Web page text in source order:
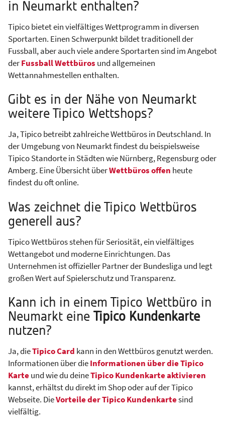
in Neumarkt enthalten?
Tipico bietet ein vielfältiges Wettprogramm in diversen
Sportarten. Einen Schwerpunkt bildet traditionell der
Fussball, aber auch viele andere Sportarten sind im Angebot
derFussball Wettbüros und allgemeinen
Wettannahmestellen enthalten.
Gibt es in der Nähe von Neumarkt
weitere Tipico Wettshops?
Ja, Tipico betreibt zahlreiche Wettbüros in Deutschland. In
der Umgebung von Neumarkt findest du beispielsweise
Tipico Standorte in Städten wie Nürnberg, Regensburg oder
Amberg. Eine Übersicht überWettbüros offen heute
findest du oft online.
Was zeichnet die Tipico Wettbüros
generell aus?
Tipico Wettbüros stehen für Seriosität, ein vielfältiges
Wettangebot und moderne Einrichtungen. Das
Unternehmen ist offizieller Partner der Bundesliga und legt
großen Wert auf Spielerschutz und Transparenz.
Kann ich in einem Tipico Wettbüro in
Neumarkt eine Tipico Kundenkarte
nutzen?
Ja, dieTipico Card kann in den Wettbüros genutzt werden.
Informationen über dieInformationen über die Tipico
Karteund wie du deineTipico Kundenkarte aktivieren
kannst, erhältst du direkt im Shop oder auf der Tipico
Webseite. DieVorteile der Tipico Kundenkartesind
vielfältig.